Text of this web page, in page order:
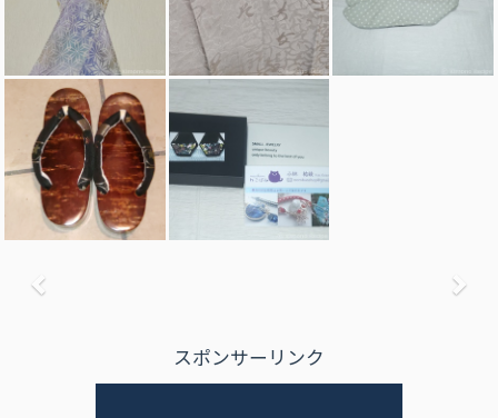
スポンサーリンク